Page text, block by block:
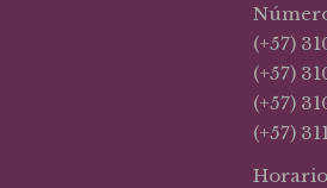
(+57)
(+57)
(+57)
(+57)